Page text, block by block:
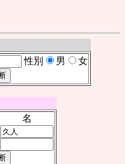
性別 男 女
名